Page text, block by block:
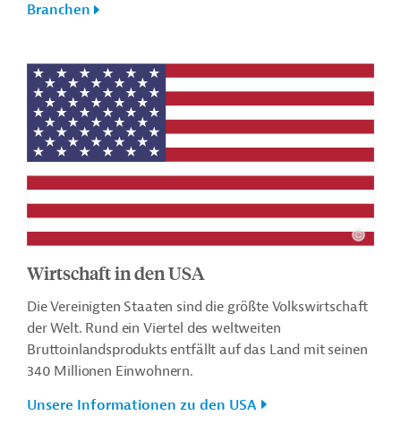
Branchen
Wirtschaft in den USA
Die Vereinigten Staaten sind die größte Volkswirtschaft
der Welt. Rund ein Viertel des weltweiten
Bruttoinlandsprodukts entfällt auf das Land mit seinen
340 Millionen Einwohnern.
Unsere Informationen zu den USA